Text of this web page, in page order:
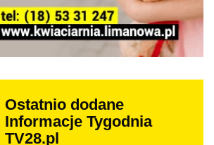
Ostatnio dodane
Informacje Tygodnia
TV28.pl